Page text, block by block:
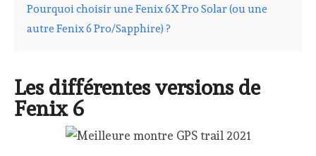
Pourquoi choisir une Fenix 6X Pro Solar (ou une
autre Fenix 6 Pro/Sapphire) ?
Les différentes versions de
Fenix 6